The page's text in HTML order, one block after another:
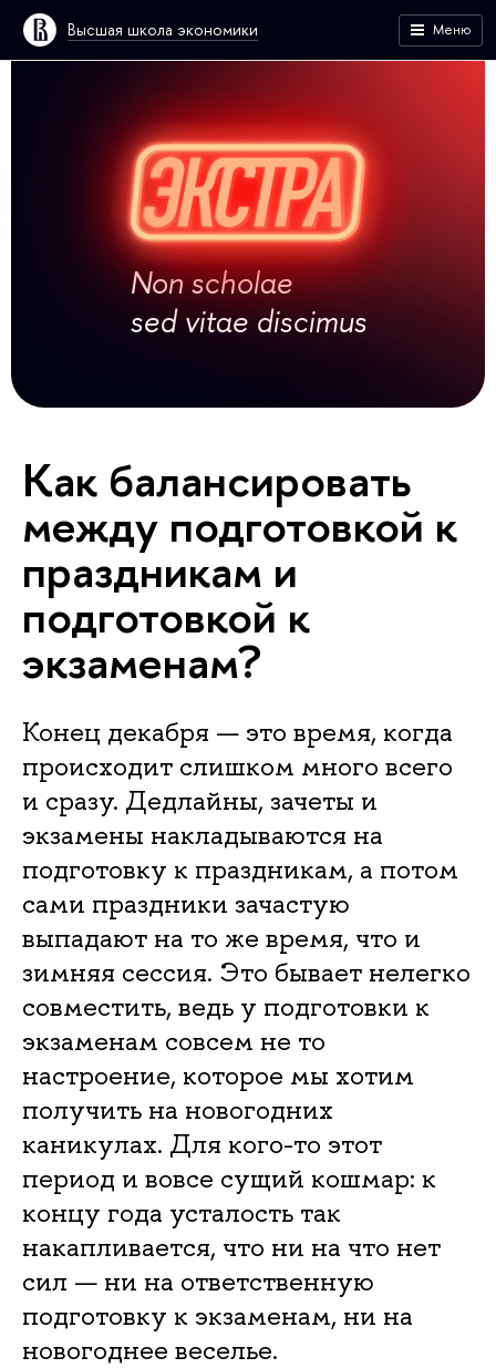
Высшая школа экономики Меню
Non scholae
sed vitae discimus
Как балансировать
между подготовкой к
праздникам и
подготовкой к
экзаменам?
Конец декабря — это время, когда
происходит слишком много всего
и сразу. Дедлайны, зачеты и
экзамены накладываются на
подготовку к праздникам, а потом
сами праздники зачастую
выпадают на то же время, что и
зимняя сессия. Это бывает нелегко
совместить, ведь у подготовки к
экзаменам совсем не то
настроение, которое мы хотим
получить на новогодних
каникулах. Для кого-то этот
период и вовсе сущий кошмар: к
концу года усталость так
накапливается, что ни на что нет
сил — ни на ответственную
подготовку к экзаменам, ни на
новогоднее веселье.